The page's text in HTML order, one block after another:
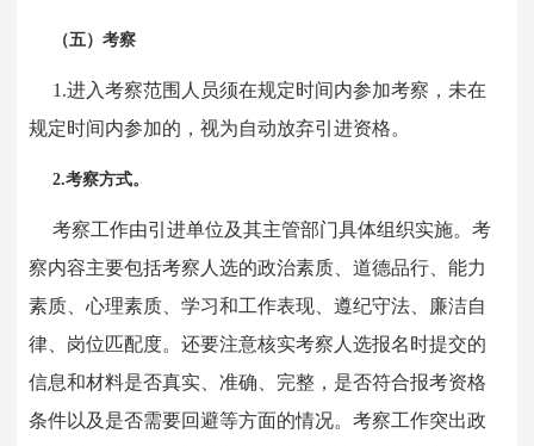
（五）考察
1.进入考察范围人员须在规定时间内参加考察，未在
规定时间内参加的，视为自动放弃引进资格。
2.考察方式。
考察工作由引进单位及其主管部门具体组织实施。考
察内容主要包括考察人选的政治素质、道德品行、能力
素质、心理素质、学习和工作表现、遵纪守法、廉洁自
律、岗位匹配度。还要注意核实考察人选报名时提交的
信息和材料是否真实、准确、完整，是否符合报考资格
条件以及是否需要回避等方面的情况。考察工作突出政